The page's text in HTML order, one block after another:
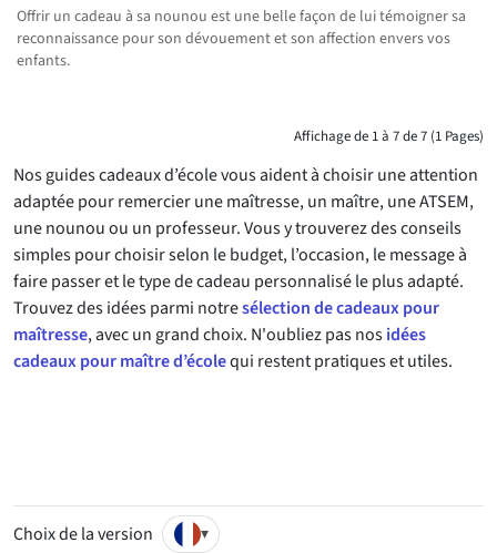
Offrir un cadeau à sa nounou est une belle façon de lui témoigner sa
reconnaissance pour son dévouement et son affection envers vos
enfants.
Affichage de 1 à 7 de 7 (1 Pages)
Nos guides cadeaux d’école vous aident à choisir une attention
adaptée pour remercier une maîtresse, un maître, une ATSEM,
une nounou ou un professeur. Vous y trouverez des conseils
simples pour choisir selon le budget, l’occasion, le message à
faire passer et le type de cadeau personnalisé le plus adapté.
Trouvez des idées parmi notresélection de cadeaux pour
maîtresse, avec un grand choix. N'oubliez pas nosidées
cadeaux pour maître d’écolequi restent pratiques et utiles.
Choix de la version ▾